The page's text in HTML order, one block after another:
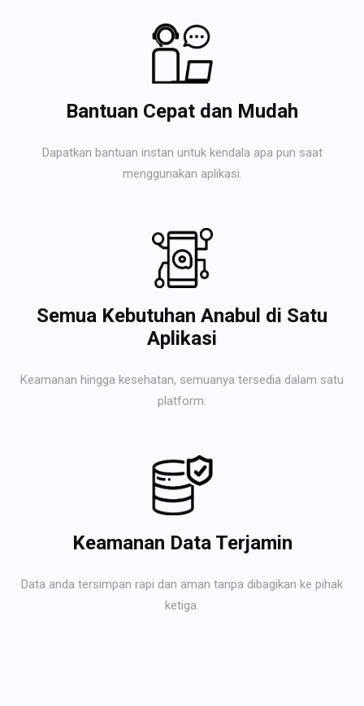
Bantuan Cepat dan Mudah
Dapatkan bantuan instan untuk kendala apa pun saat
menggunakan aplikasi.
Semua Kebutuhan Anabul di Satu
Aplikasi
Keamanan hingga kesehatan, semuanya tersedia dalam satu
platform.
Keamanan Data Terjamin
Data anda tersimpan rapi dan aman tanpa dibagikan ke pihak
ketiga.